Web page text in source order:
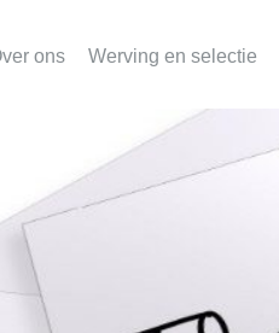
ons Werving en selectie